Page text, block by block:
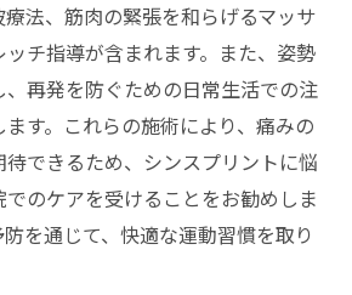
法、筋肉の緊張を和らげるマッサ
チ指導が含まれます。また、姿勢
再発を防ぐための日常生活での注
す。これらの施術により、痛みの
できるため、シンスプリントに悩
のケアを受けることをお勧めしま
を通じて、快適な運動習慣を取り